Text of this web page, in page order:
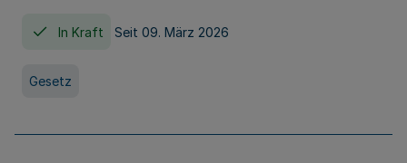
In Kraft Seit 09. März 2026
Gesetz